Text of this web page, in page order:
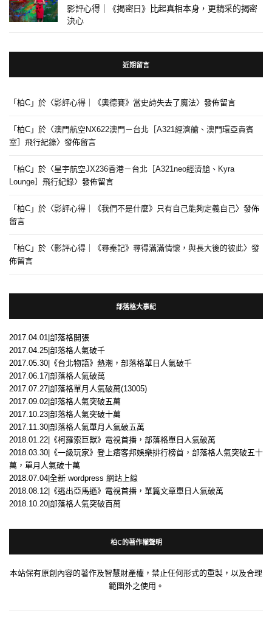
影評心得｜《揭密日》比起真相本身，更精采的揭密
決心
近期留言
「 柏C 」於〈影評心得｜《奧德賽》當史詩失去了魔法〉發佈留言
「 柏C 」於〈澳門航空NX622澳門－台北［A321經濟艙、澳門環亞貴賓
室］飛行紀錄〉發佈留言
「 柏C 」於〈星宇航空JX236香港－台北［A321neo經濟艙、Kyra
Lounge］飛行紀錄〉發佈留言
「 柏C 」於〈影評心得｜《我們不是什麼》只有自己能夠定義自己〉發佈
留言
「 柏C 」於〈影評心得｜《尋秦記》尋得滿滿情懷，與長大後的彼此〉發
佈留言
部落格大事紀
2017.04.01|部落格開張
2017.04.25|部落格人氣破千
2017.05.30|《台北物語》熱潮，部落格單日人氣破千
2017.06.17|部落格人氣破萬
2017.07.27|部落格單月人氣破萬(13005)
2017.09.02|部落格人氣突破五萬
2017.10.23|部落格人氣突破十萬
2017.11.30|部落格人氣單月人氣破五萬
2018.01.22|《柯羅索巨獸》電視首播，部落格單日人氣破萬
2018.03.30|《一級玩家》登上痞客邦娛樂排行榜首，部落格人氣突破五十
萬，單月人氣破十萬
2018.07.04|全新 wordpress 網站上線
2018.08.12|《逃出亞馬遜》電視首播，單篇文章單日人氣破萬
2018.10.20|部落格人氣突破百萬
柏C的著作權聲明
本站保有原創內容的著作及智慧財產權，禁止任何形式的重製，以及合理
範圍外之使用。